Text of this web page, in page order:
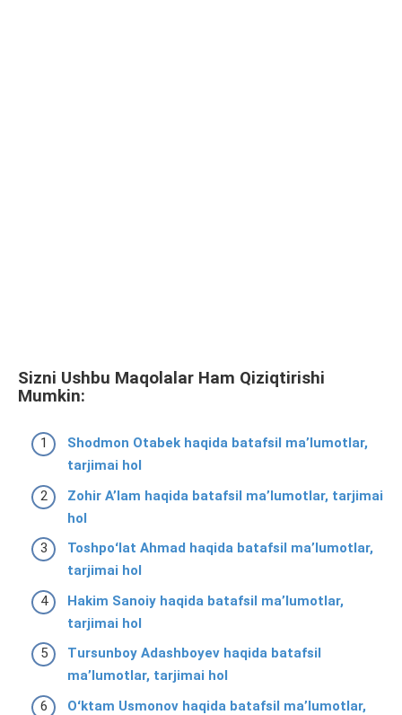
Sizni Ushbu Maqolalar Ham Qiziqtirishi
Mumkin:
Shodmon Otabek haqida batafsil ma’lumotlar,
tarjimai hol
Zohir Aʼlam haqida batafsil ma’lumotlar, tarjimai
hol
Toshpoʻlat Ahmad haqida batafsil ma’lumotlar,
tarjimai hol
Hakim Sanoiy haqida batafsil ma’lumotlar,
tarjimai hol
Tursunboy Adashboyev haqida batafsil
ma’lumotlar, tarjimai hol
Oʻktam Usmonov haqida batafsil ma’lumotlar,